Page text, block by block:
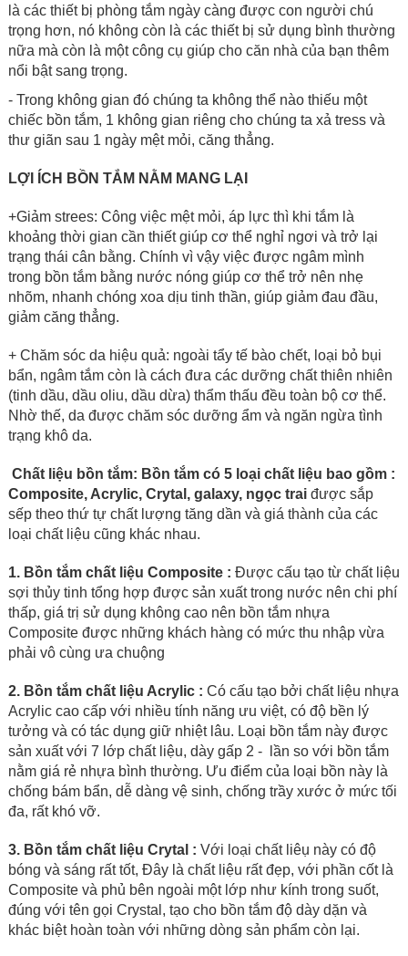
là các thiết bị phòng tắm ngày càng được con người chú
trọng hơn, nó không còn là các thiết bị sử dụng bình thường
nữa mà còn là một công cụ giúp cho căn nhà của bạn thêm
nổi bật sang trọng.
- Trong không gian đó chúng ta không thể nào thiếu một
chiếc bồn tắm, 1 không gian riêng cho chúng ta xả tress và
thư giãn sau 1 ngày mệt mỏi, căng thẳng.
LỢI ÍCH BỒN TẮM NẰM MANG LẠI
+Giảm strees: Công việc mệt mỏi, áp lực thì khi tắm là
khoảng thời gian cần thiết giúp cơ thể nghỉ ngơi và trở lại
trạng thái cân bằng. Chính vì vậy việc được ngâm mình
trong bồn tắm bằng nước nóng giúp cơ thể trở nên nhẹ
nhõm, nhanh chóng xoa dịu tinh thần, giúp giảm đau đầu,
giảm căng thẳng.
+ Chăm sóc da hiệu quả: ngoài tẩy tế bào chết, loại bỏ bụi
bẩn, ngâm tắm còn là cách đưa các dưỡng chất thiên nhiên
(tinh dầu, dầu oliu, dầu dừa) thẩm thấu đều toàn bộ cơ thể.
Nhờ thế, da được chăm sóc dưỡng ẩm và ngăn ngừa tình
trạng khô da.
Chất liệu bồn tắm: Bồn tắm có 5 loại chất liệu bao gồm :
Composite, Acrylic, Crytal, galaxy, ngọc trai được sắp
sếp theo thứ tự chất lượng tăng dần và giá thành của các
loại chất liệu cũng khác nhau.
1. Bồn tắm chất liệu Composite : Được cấu tạo từ chất liệu
sợi thủy tinh tổng hợp được sản xuất trong nước nên chi phí
thấp, giá trị sử dụng không cao nên bồn tắm nhựa
Composite được những khách hàng có mức thu nhập vừa
phải vô cùng ưa chuộng
2. Bồn tắm chất liệu Acrylic : Có cấu tạo bởi chất liệu nhựa
Acrylic cao cấp với nhiều tính năng ưu việt, có độ bền lý
tưởng và có tác dụng giữ nhiệt lâu. Loại bồn tắm này được
sản xuất với 7 lớp chất liệu, dày gấp 2 - lần so với bồn tắm
nằm giá rẻ nhựa bình thường. Ưu điểm của loại bồn này là
chống bám bẩn, dễ dàng vệ sinh, chống trầy xước ở mức tối
đa, rất khó vỡ.
3. Bồn tắm chất liệu Crytal : Với loại chất liêụ này có độ
bóng và sáng rất tốt, Đây là chất liệu rất đẹp, với phần cốt là
Composite và phủ bên ngoài một lớp như kính trong suốt,
đúng với tên gọi Crystal, tạo cho bồn tắm độ dày dặn và
khác biệt hoàn toàn với những dòng sản phẩm còn lại.